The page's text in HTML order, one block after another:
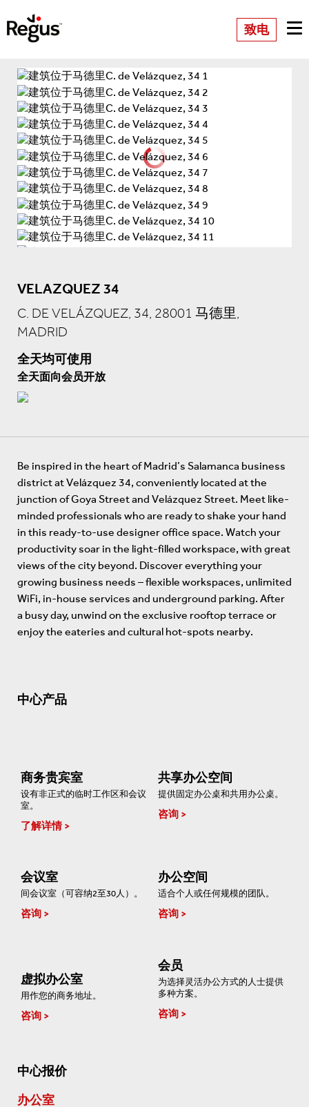
致电
VELAZQUEZ 34
C. DE VELÁZQUEZ, 34, 28001 马德里,
MADRID
全天均可使用
全天面向会员开放
Be inspired in the heart of Madrid’s Salamanca business
district at Velázquez 34, conveniently located at the
junction of Goya Street and Velázquez Street. Meet like-
minded professionals who are ready to shake your hand
in this ready-to-use designer office space. Watch your
productivity soar in the light-filled workspace, with great
views of the city beyond. Discover everything your
growing business needs – flexible workspaces, unlimited
WiFi, in-house services and underground parking. After
a busy day, unwind on the exclusive rooftop terrace or
enjoy the eateries and cultural hot-spots nearby.
中心产品
商务贵宾室
设有非正式的临时工作区和会议
室。
了解详情
共享办公空间
提供固定办公桌和共用办公桌。
咨询
会议室
间会议室（可容纳2至30人）。
咨询
办公空间
适合个人或任何规模的团队。
咨询
虚拟办公室
用作您的商务地址。
咨询
会员
为选择灵活办公方式的人士提供
多种方案。
咨询
中心报价
办公室